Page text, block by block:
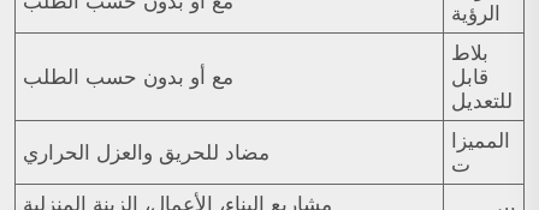
الرؤية
بلاط
قابل
للتعديل
مع أو بدون حسب الطلب
المميزا
ت
مضاد للحريق والعزل الحراري